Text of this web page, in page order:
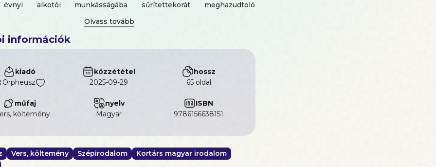
alkotói munkásságába sűrítettekorát meghazudtoló
koncentrátuma, egy sors látlelete. S mire az Olvasó a könyv
ér, már érzi, milyen magától értetődő módon kerekedik e karcsú
egésszé.
információk
kiadó
Orpheusz
közzététel
2025-09-29
hossz
65 oldal
műfaj
költemény
nyelv
magyar
ISBN
9786156638151
Vers, költemény Szépirodalom
Kortárs magyar irodalom